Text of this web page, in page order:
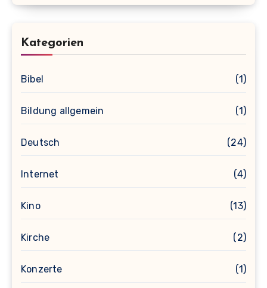
Kategorien
Bibel (1)
Bildung allgemein (1)
Deutsch (24)
Internet (4)
Kino (13)
Kirche (2)
Konzerte (1)